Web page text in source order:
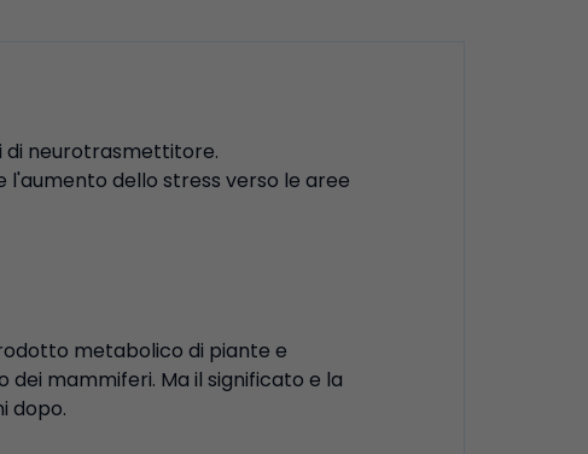
di neurotrasmettitore.
l'aumento dello stress verso le aree
metabolico di piante e
mammiferi. Ma il significato e la
dopo.